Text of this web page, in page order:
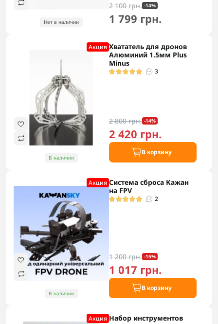
Нет в наличии
2 100 грн. -14%
1 799 грн.
Акция
В наличии
Хвататель для дронов
Алюминий 1.5мм Plus
Minus
3
2 800 грн. -14%
2 420 грн.
В корзину
Акция
В наличии
Система сброса Кажан
на FPV
2
1 200 грн. -15%
1 017 грн.
В корзину
Акция Набор инструментов